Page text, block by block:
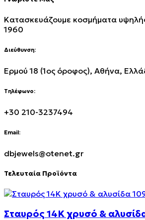
Κατασκευάζουμε κοσμήματα
1960
Διεύθυνση:
Ερμού 18 (1ος όροφος), Αθήνα,
Τηλέφωνο:
+30 210-3237494
Email:
dbjewels@otenet.gr
Τελευταία Προϊόντα
Σταυρός 14Κ χρυσό &